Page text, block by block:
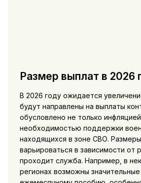
Размер выплат в 2026
В 2026 году ожидается
будут направлены на выплаты
обусловлено не только
необходимостью поддержки
находящихся в зоне СВО.
варьироваться в зависимости от
проходит служба. Например, в
регионах возможны значительные